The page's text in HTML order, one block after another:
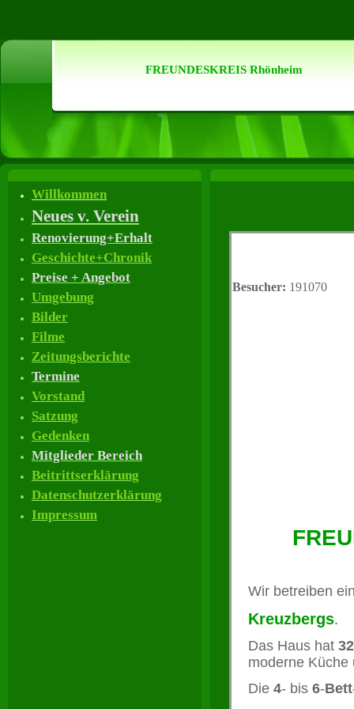
FREUNDESKREIS Rhönheim
Willkommen
Neues v. Verein
Renovierung+Erhalt
Geschichte+Chronik
Preise + Angebot
Umgebung
Bilder
Filme
Zeitungsberichte
Termine
Vorstand
Satzung
Gedenken
Mitglieder Bereich
Beitrittserklärung
Datenschutzerklärung
Impressum
Besucher: 191070
Wir betreiben
Kreuzbergs.
Das Haus hat 32
Die 4- bis 6-Bett